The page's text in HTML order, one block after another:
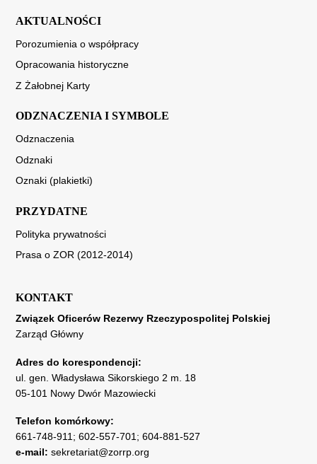
AKTUALNOŚCI
Porozumienia o współpracy
Opracowania historyczne
Z Żałobnej Karty
ODZNACZENIA I SYMBOLE
Odznaczenia
Odznaki
Oznaki (plakietki)
PRZYDATNE
Polityka prywatności
Prasa o ZOR (2012-2014)
KONTAKT
Związek Oficerów Rezerwy Rzeczypospolitej Polskiej
Zarząd Główny
Adres do korespondencji:
ul. gen. Władysława Sikorskiego 2 m. 18
05-101 Nowy Dwór Mazowiecki
Telefon komórkowy:
661-748-911 ; 602-557-701 ; 604-881-527
e-mail: sekretariat@zorrp.org